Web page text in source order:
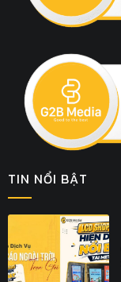
TIN NỔI BẬT